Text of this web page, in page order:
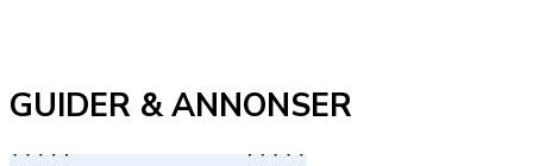
GUIDER & ANNONSER